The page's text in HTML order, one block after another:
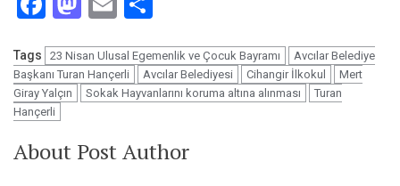
Tags 23 Nisan Ulusal Egemenlik ve Çocuk Bayramı
Avcılar Belediye
Başkanı Turan Hançerli
Avcılar Belediyesi Cihangir İlkokul
Mert
Giray Yalçın
Sokak Hayvanlarını koruma altına alınması
Turan
Hançerli
About Post Author